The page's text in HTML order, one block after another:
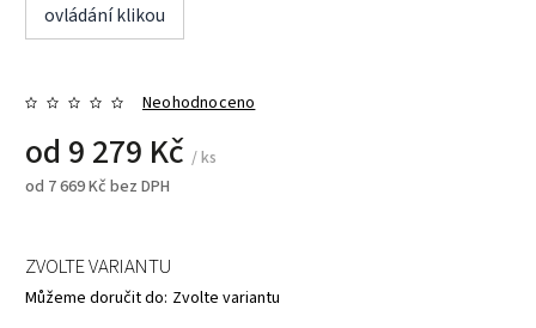
ovládání klikou
Neohodnoceno
od 9 279 Kč / ks
od 7 669 Kč bez DPH
ZVOLTE VARIANTU
Můžeme doručit do: Zvolte variantu